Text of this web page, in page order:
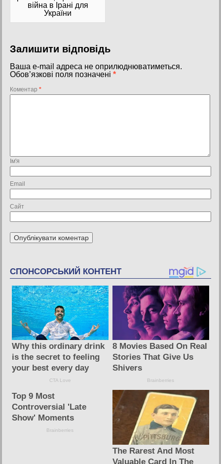
війна в Ірані для
України
Залишити відповідь
Ваша e-mail адреса не оприлюднюватиметься.
Обов’язкові поля позначені *
Коментар *
Ім'я
Email
Сайт